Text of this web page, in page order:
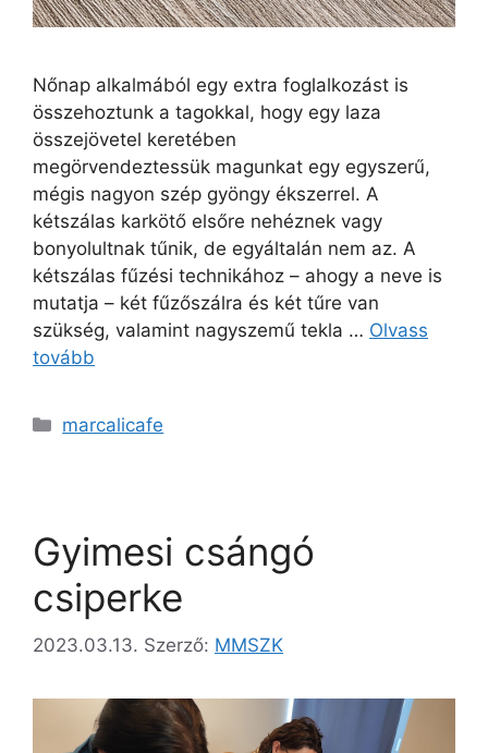
Nőnap alkalmából egy extra foglalkozást is
összehoztunk a tagokkal, hogy egy laza
összejövetel keretében
megörvendeztessük magunkat egy egyszerű,
mégis nagyon szép gyöngy ékszerrel. A
kétszálas karkötő elsőre nehéznek vagy
bonyolultnak tűnik, de egyáltalán nem az. A
kétszálas fűzési technikához – ahogy a neve is
mutatja – két fűzőszálra és két tűre van
szükség, valamint nagyszemű tekla … Olvass
tovább
marcalicafe
Gyimesi csángó
csiperke
2023.03.13. Szerző: MMSZK